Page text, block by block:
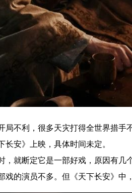
不利，很多天灾打得全世界措手
安》上映，具体时间未定。
断定它是一部好戏，原因有几
演员不多。但《天下长安》中